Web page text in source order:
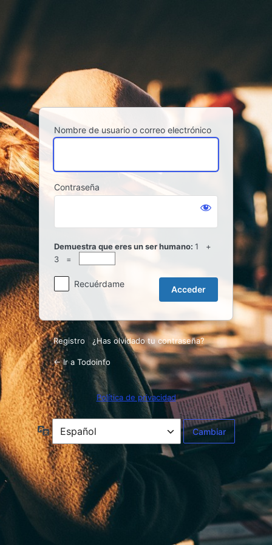
Nombre de usuario o correo electrónico
Contraseña
Demuestra que eres un ser humano: 1 +
3 =
Recuérdame
Registro ¿Has olvidado tu contraseña?
← Ir a Todoinfo
Política de privacidad
Idioma